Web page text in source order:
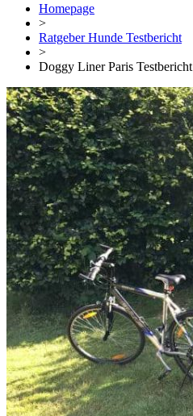
Homepage
>
Ratgeber Hunde Testbericht
>
Doggy Liner Paris Testbericht